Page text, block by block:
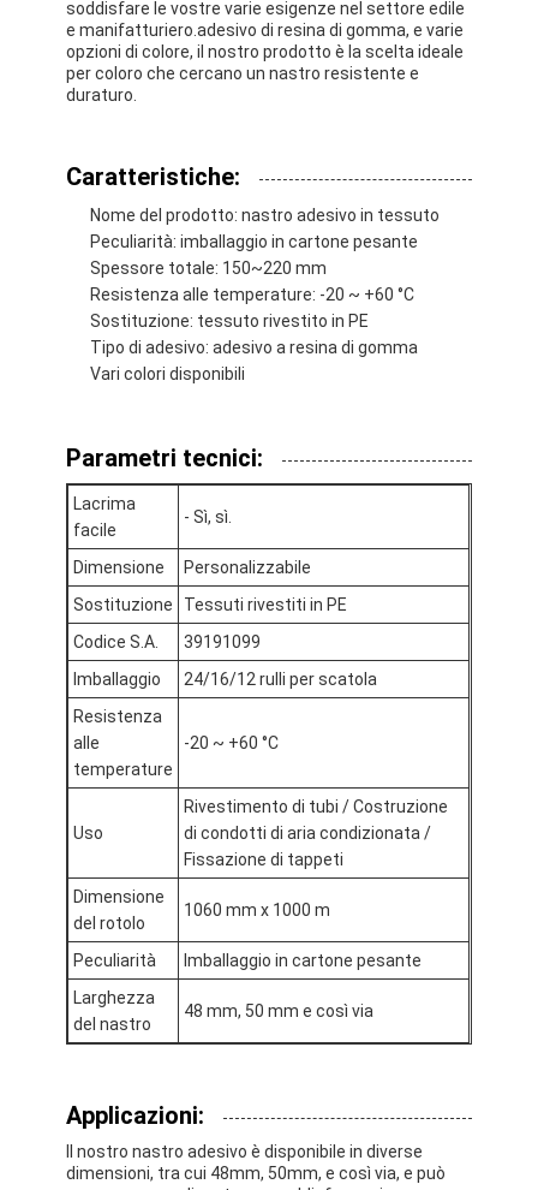
Casa
Prodotti
Circa noi
Giro della fabbrica
Controllo di qualità
Contattici
Nastro adesivo dell'isolamento
Nastro dell'isolamento del panno di vetro
Nastro termoresistente dell'isolamento
Nastro adesivo del panno di vetro
Nastro adesivo del di alluminio
soddisfare le vostre varie esigenze nel settore edile
e manifatturiero.adesivo di resina di gomma, e varie
opzioni di colore, il nostro prodotto è la scelta ideale
per coloro che cercano un nastro resistente e
duraturo.
Caratteristiche:
Nome del prodotto: nastro adesivo in tessuto
Peculiarità: imballaggio in cartone pesante
Spessore totale: 150~220 mm
Resistenza alle temperature: -20 ~ +60 °C
Sostituzione: tessuto rivestito in PE
Tipo di adesivo: adesivo a resina di gomma
Vari colori disponibili
Parametri tecnici:
Lacrima
facile
- Sì, sì.
Dimensione
Personalizzabile
Sostituzione
Tessuti rivestiti in PE
Codice S.A.
39191099
Imballaggio
24/16/12 rulli per scatola
Resistenza
alle
temperature
-20 ~ +60 °C
Uso
Rivestimento di tubi / Costruzione
di condotti di aria condizionata /
Fissazione di tappeti
Dimensione
del rotolo
1060 mm x 1000 m
Peculiarità
Imballaggio in cartone pesante
Larghezza
del nastro
48 mm, 50 mm e così via
Applicazioni:
Il nostro nastro adesivo è disponibile in diverse
dimensioni, tra cui 48mm, 50mm, e così via, e può